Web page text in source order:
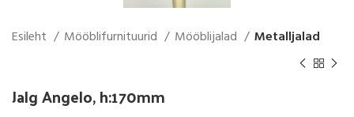
Esileht Mööblifurnituurid Mööblijalad Metalljalad
Jalg Angelo, h:170mm